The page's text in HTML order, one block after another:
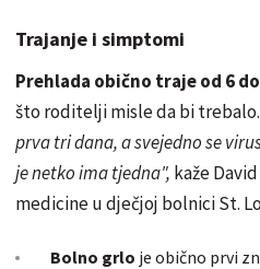
Trajanje i simptomi
Prehlada obično traje od 6
što roditelji misle da bi trebalo.
prva tri dana, a svejedno se
je netko ima tjedna", kaže
medicine u dječjoj bolnici St.
Bolno grlo je obično prvi